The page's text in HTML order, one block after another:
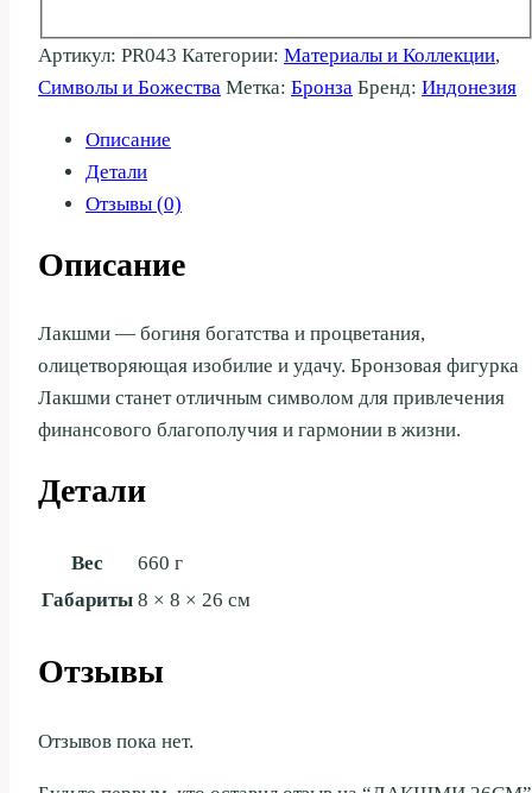
Артикул: PR043 Категории: Материалы и Коллекции,
Символы и Божества Метка: Бронза Бренд: Индонезия
Описание
Детали
Отзывы (0)
Описание
Лакшми — богиня богатства и процветания,
олицетворяющая изобилие и удачу. Бронзовая фигурка
Лакшми станет отличным символом для привлечения
финансового благополучия и гармонии в жизни.
Детали
Вес
660 г
Габариты 8 × 8 × 26 см
Отзывы
Отзывов пока нет.